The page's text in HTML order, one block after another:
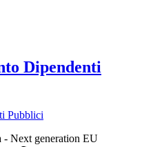
Dipendenti
Pubblici